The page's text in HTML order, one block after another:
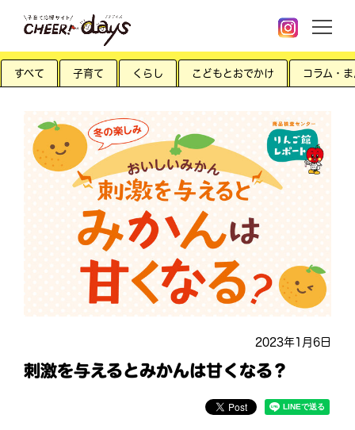
すべて 子育て くらし こどもとおでかけ コラム・
2023年1月6日
刺激を与えるとみかんは甘くなる？